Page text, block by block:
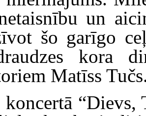
un
šo garīgo
kora
Matīss
koncertā “Dievs,